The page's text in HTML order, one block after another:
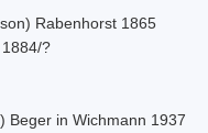
Rabenhorst 1865
?
Beger in Wichmann 1937